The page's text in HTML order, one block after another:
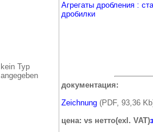
kein Typ
angegeben
Агрегаты дробления :
дробилки
документация:
Zeichnung (PDF, 93,36
цена: vs нетто(exl. VAT)